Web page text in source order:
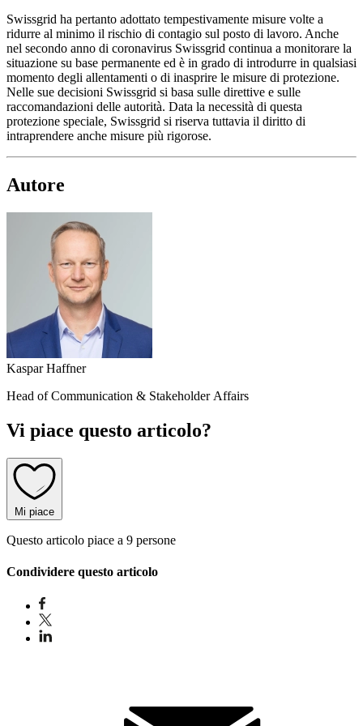
Swissgrid ha pertanto adottato tempestivamente misure volte a
ridurre al minimo il rischio di contagio sul posto di lavoro. Anche
nel secondo anno di coronavirus Swissgrid continua a monitorare la
situazione su base permanente ed è in grado di introdurre in qualsiasi
momento degli allentamenti o di inasprire le misure di protezione.
Nelle sue decisioni Swissgrid si basa sulle direttive e sulle
raccomandazioni delle autorità. Data la necessità di questa
protezione speciale, Swissgrid si riserva tuttavia il diritto di
intraprendere anche misure più rigorose.
Autore
Kaspar Haffner
Head of Communication & Stakeholder Affairs
Vi piace questo articolo?
Mi piace
Questo articolo piace a 9 persone
Condividere questo articolo